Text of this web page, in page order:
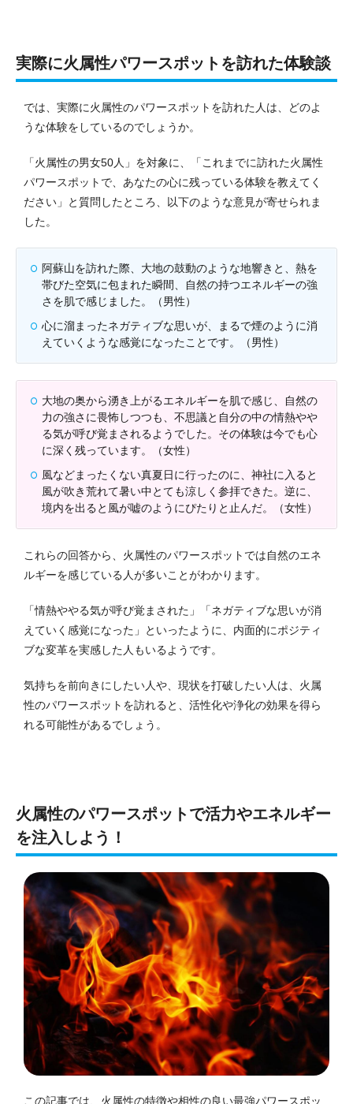
実際に火属性パワースポットを訪れた体験談
では、実際に火属性のパワースポットを訪れた人は、どのよ
うな体験をしているのでしょうか。
「火属性の男女50人」を対象に、「これまでに訪れた火属性
パワースポットで、あなたの心に残っている体験を教えてく
ださい」と質問したところ、以下のような意見が寄せられま
した。
阿蘇山を訪れた際、大地の鼓動のような地響きと、熱を
帯びた空気に包まれた瞬間、自然の持つエネルギーの強
さを肌で感じました。（男性）
心に溜まったネガティブな思いが、まるで煙のように消
えていくような感覚になったことです。（男性）
大地の奥から湧き上がるエネルギーを肌で感じ、自然の
力の強さに畏怖しつつも、不思議と自分の中の情熱やや
る気が呼び覚まされるようでした。その体験は今でも心
に深く残っています。（女性）
風などまったくない真夏日に行ったのに、神社に入ると
風が吹き荒れて暑い中とても涼しく参拝できた。逆に、
境内を出ると風が嘘のようにぴたりと止んだ。（女性）
これらの回答から、火属性のパワースポットでは自然のエネ
ルギーを感じている人が多いことがわかります。
「情熱ややる気が呼び覚まされた」「ネガティブな思いが消
えていく感覚になった」といったように、内面的にポジティ
ブな変革を実感した人もいるようです。
気持ちを前向きにしたい人や、現状を打破したい人は、火属
性のパワースポットを訪れると、活性化や浄化の効果を得ら
れる可能性があるでしょう。
火属性のパワースポットで活力やエネルギー
を注入しよう！
この記事では、火属性の特徴や相性の良い最強パワースポッ